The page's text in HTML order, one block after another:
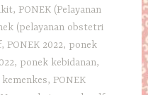
, PONEK (Pelayanan
(pelayanan obstetri
, PONEK 2022, ponek
, ponek kebidanan,
, PONEK